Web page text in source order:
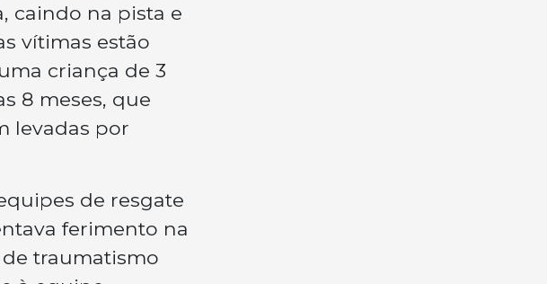
caindo na pista e
vítimas estão
criança de 3
8 meses, que
levadas por
de resgate
ferimento na
traumatismo